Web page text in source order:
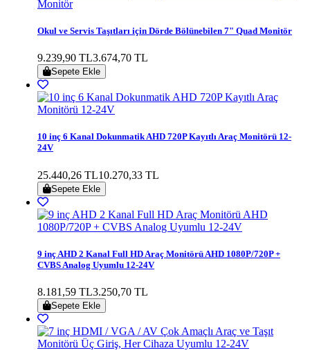
Okul ve Servis Taşıtları için Dörde Bölünebilen 7" Quad Monitör
9.239,90 TL3.674,70 TL
Sepete Ekle
10 inç 6 Kanal Dokunmatik AHD 720P Kayıtlı Araç Monitörü 12-
24V
25.440,26 TL10.270,33 TL
Sepete Ekle
9 inç AHD 2 Kanal Full HD Araç Monitörü AHD 1080P/720P +
CVBS Analog Uyumlu 12-24V
8.181,59 TL3.250,70 TL
Sepete Ekle